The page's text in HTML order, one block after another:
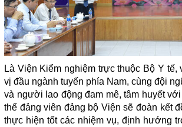
Là Viện Kiểm nghiệm trực thuộc Bộ Y
vị đầu ngành tuyến phía Nam, cùng đội
và người lao động đam mê, tâm huyết
thể đảng viên đảng bộ Viện sẽ đoàn kết
thực hiện tốt các nhiệm vụ, định hướng